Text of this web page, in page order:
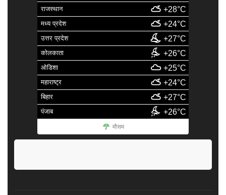
राजस्थान +28°C
मध्य प्रदेश +24°C
उत्तर प्रदेश +27°C
कोलकाता +26°C
ओडिशा +25°C
महाराष्ट्र +24°C
बिहार +27°C
पंजाब +26°C
मौसम